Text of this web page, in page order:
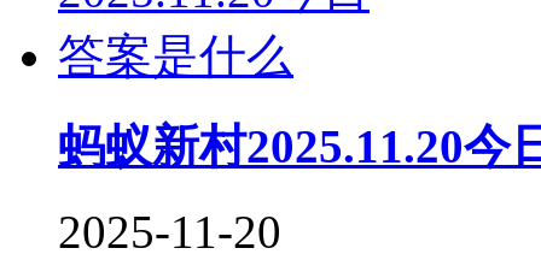
蚂蚁新村2025.11.20今
2025-11-20